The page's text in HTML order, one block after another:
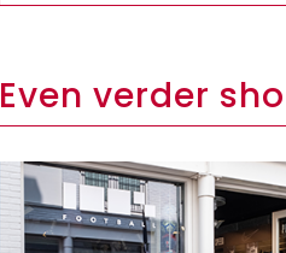
Even verder